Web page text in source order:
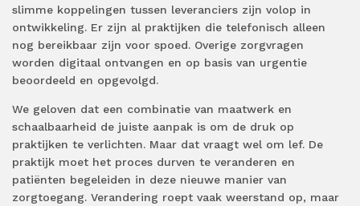
slimme koppelingen tussen leveranciers zijn volop in
ontwikkeling. Er zijn al praktijken die telefonisch alleen
nog bereikbaar zijn voor spoed. Overige zorgvragen
worden digitaal ontvangen en op basis van urgentie
beoordeeld en opgevolgd.
We geloven dat een combinatie van maatwerk en
schaalbaarheid de juiste aanpak is om de druk op
praktijken te verlichten. Maar dat vraagt wel om lef. De
praktijk moet het proces durven te veranderen en
patiënten begeleiden in deze nieuwe manier van
zorgtoegang. Verandering roept vaak weerstand op, maar